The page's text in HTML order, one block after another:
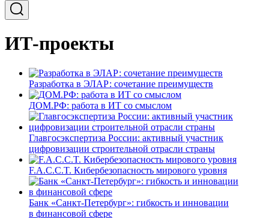
ИТ-проекты
Разработка в ЭЛАР: сочетание преимуществ
ДОМ.РФ: работа в ИТ со смыслом
Главгосэкспертиза России: активный участник
цифровизации строительной отрасли страны
F.A.C.C.T. Кибербезопасность мирового уровня
Банк «Санкт-Петербург»: гибкость и инновации
в финансовой сфере